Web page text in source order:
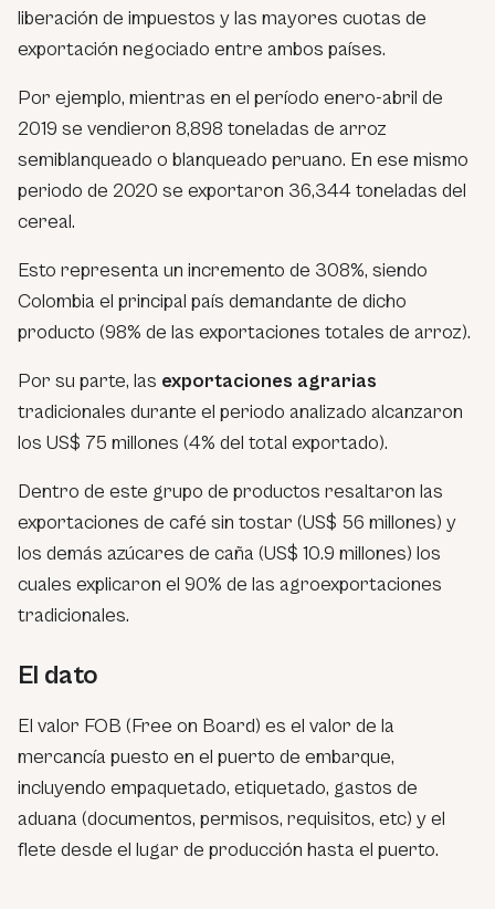
liberación de impuestos y las mayores cuotas de
exportación negociado entre ambos países.
Por ejemplo, mientras en el período enero-abril de
2019 se vendieron 8,898 toneladas de arroz
semiblanqueado o blanqueado peruano. En ese mismo
periodo de 2020 se exportaron 36,344 toneladas del
cereal.
Esto representa un incremento de 308%, siendo
Colombia el principal país demandante de dicho
producto (98% de las exportaciones totales de arroz).
Por su parte, las exportaciones agrarias
tradicionales durante el periodo analizado alcanzaron
los US$ 75 millones (4% del total exportado).
Dentro de este grupo de productos resaltaron las
exportaciones de café sin tostar (US$ 56 millones) y
los demás azúcares de caña (US$ 10.9 millones) los
cuales explicaron el 90% de las agroexportaciones
tradicionales.
El dato
El valor FOB (Free on Board) es el valor de la
mercancía puesto en el puerto de embarque,
incluyendo empaquetado, etiquetado, gastos de
aduana (documentos, permisos, requisitos, etc) y el
flete desde el lugar de producción hasta el puerto.